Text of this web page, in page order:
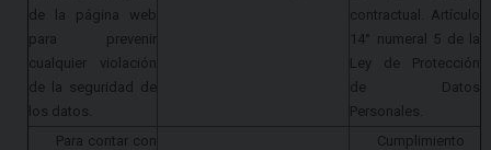
de la página web
para prevenir
cualquier violación
de la seguridad de
los datos.
contractual. Artículo
14° numeral 5 de la
Ley de Protección
de Datos
Personales.
Para contar con
Cumplimiento